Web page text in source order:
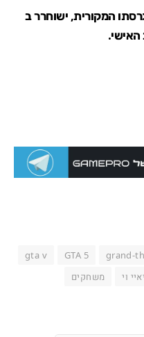
המקורית, ישוחרר ב
grand-
GTA 5
gta v
וי
משחקים